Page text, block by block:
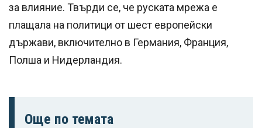
за влияние. Твърди се, че руската мрежа е
плащала на политици от шест европейски
държави, включително в Германия, Франция,
Полша и Нидерландия.
Още по темата